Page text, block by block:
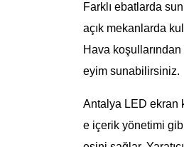
Farklı ebatlarda
açık mekanlarda
Hava
eyim sunabilirsiniz.
Antalya LED ekran
e içerik yönetimi